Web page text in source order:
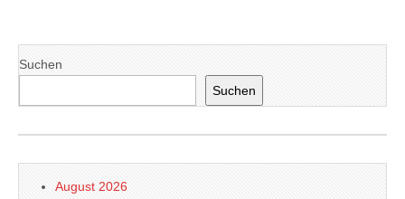
Suchen
Suchen
August 2026